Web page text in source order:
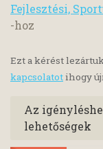
Fejlesztési,
-hoz
Ezt a kérést
kapcsolatotihogy
Az
lehetőségek